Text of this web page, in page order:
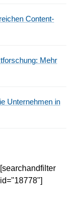
Content-
Mehr
Unternehmen in
[searchandfilter
id="18778"]